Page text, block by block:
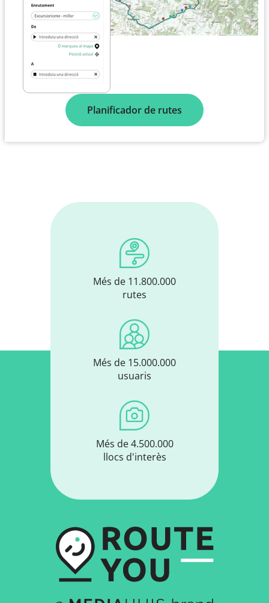
Planificador de rutes
Més de 11.800.000
rutes
Més de 15.000.000
usuaris
Més de 4.500.000
llocs d'interès